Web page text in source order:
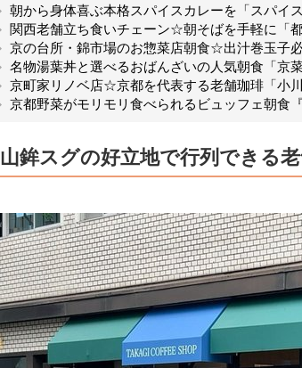
朝から身体喜ぶ本格スパイスカレーを「スパイス
関西老舗立ち食いチェーン☆朝そばを手軽に「都
京の台所・錦市場のお惣菜店朝食☆出汁巻玉子必
名物湯葉丼と選べるおばんざいの人気朝食「京菜
京町家リノベ店☆京都を代表する老舗珈琲「小川
京都野菜がモリモリ食べられるビュッフェ朝食『
山鉾スグの好立地で行列できる老